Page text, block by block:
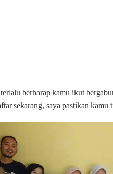
berharap kamu ikut
sekarang, saya pastikan